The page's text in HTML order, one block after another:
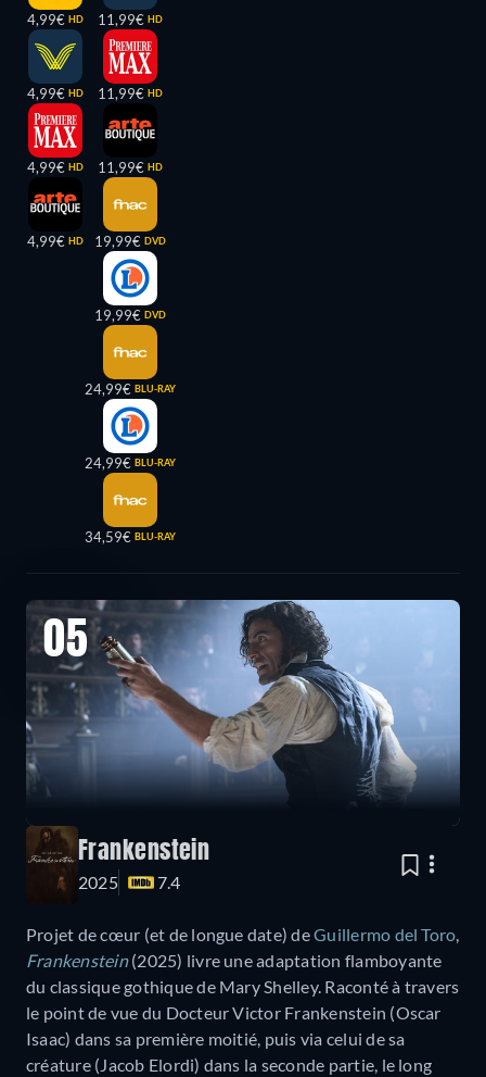
4,99€ HD
4,99€ HD
4,99€ HD
4,99€ HD
11,99€ HD
11,99€ HD
11,99€ HD
19,99€ DVD
19,99€ DVD
24,99€ BLU-RAY
24,99€ BLU-RAY
34,59€ BLU-RAY
05
Frankenstein
2025 7.4
Projet de cœur (et de longue date) deGuillermo del Toro,
Frankenstein(2025) livre une adaptation flamboyante
du classique gothique de Mary Shelley. Raconté à travers
le point de vue du Docteur Victor Frankenstein (Oscar
Isaac) dans sa première moitié, puis via celui de sa
créature (Jacob Elordi) dans la seconde partie, le long